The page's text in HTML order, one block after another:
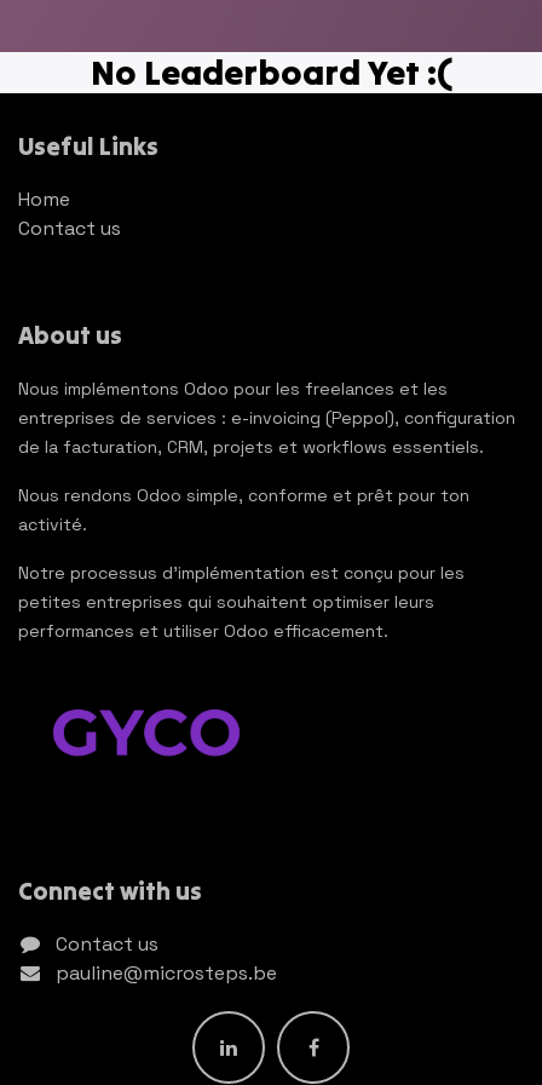
No Leaderboard Yet :(
Useful Links
Home
Contact us
About us
Nous implémentons Odoo pour les freelances et les
entreprises de services : e-invoicing (Peppol), configuration
de la facturation, CRM, projets et workflows essentiels.
Nous rendons Odoo simple, conforme et prêt pour ton
activité.
Notre processus d’implémentation est conçu pour les
petites entreprises qui souhaitent optimiser leurs
performances et utiliser Odoo efficacement.
Connect with us
Contact us
pauline@microsteps.be